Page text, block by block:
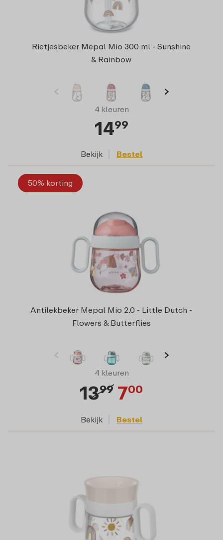
Rietjesbeker Mepal Mio 300 ml - Sunshine
& Rainbow
4 kleuren
1499
Bekijk Bestel
50% korting
Antilekbeker Mepal Mio 2.0 - Little Dutch -
Flowers & Butterflies
4 kleuren
1399 700
Bekijk Bestel